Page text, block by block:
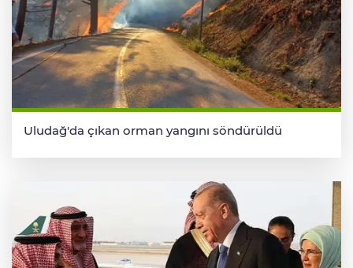
Uludağ'da çıkan orman yangını söndürüldü